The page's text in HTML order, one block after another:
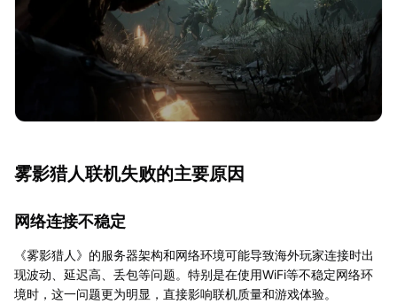
雾影猎人联机失败的主要原因
网络连接不稳定
《雾影猎人》的服务器架构和网络环境可能导致海外玩家连接时出
现波动、延迟高、丢包等问题。特别是在使用WiFi等不稳定网络环
境时，这一问题更为明显，直接影响联机质量和游戏体验。